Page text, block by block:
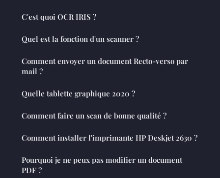
C'est quoi OCR IRIS ?
Quel est la fonction d'un scanner ?
Comment envoyer un document Recto-verso par
mail ?
Quelle tablette graphique 2020 ?
Comment faire un scan de bonne qualité ?
Comment installer l'imprimante HP Deskjet 2630 ?
Pourquoi je ne peux pas modifier un document
PDF ?